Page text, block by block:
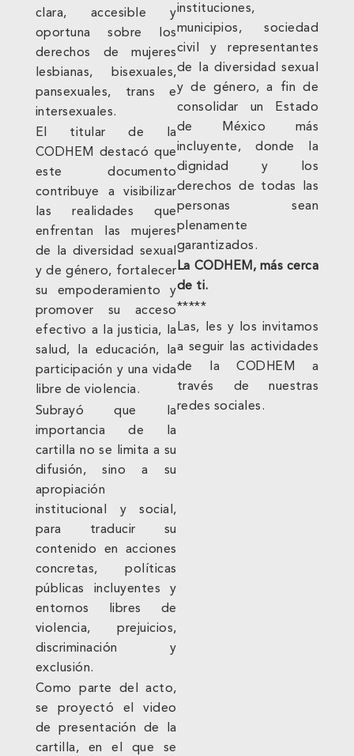
clara, accesible y
oportuna sobre los
derechos de mujeres
lesbianas, bisexuales,
pansexuales, trans e
intersexuales.
El titular de la
CODHEM destacó que
este documento
contribuye a visibilizar
las realidades que
enfrentan las mujeres
de la diversidad sexual
y de género, fortalecer
su empoderamiento y
promover su acceso
efectivo a la justicia, la
salud, la educación, la
participación y una vida
libre de violencia.
Subrayó que la
importancia de la
cartilla no se limita a su
difusión, sino a su
apropiación
institucional y social,
para traducir su
contenido en acciones
concretas, políticas
públicas incluyentes y
entornos libres de
violencia, prejuicios,
discriminación y
exclusión.
Como parte del acto,
se proyectó el video
de presentación de la
cartilla, en el que se
instituciones,
municipios, sociedad
civil y representantes
de la diversidad sexual
y de género, a fin de
consolidar un Estado
de México más
incluyente, donde la
dignidad y los
derechos de todas las
personas sean
plenamente
garantizados.
La CODHEM, más cerca
de ti.
*****
Las, les y los invitamos
a seguir las actividades
de la CODHEM a
través de nuestras
redes sociales.